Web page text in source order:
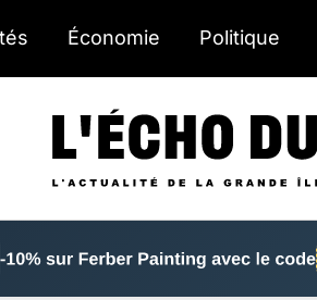
Économie Politique